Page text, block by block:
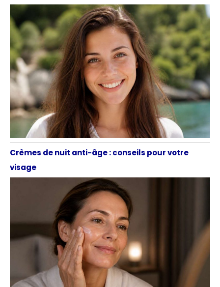
Crèmes de nuit anti-âge : conseils pour votre
visage